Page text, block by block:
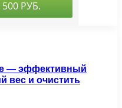
— эффективный
вес и очистить